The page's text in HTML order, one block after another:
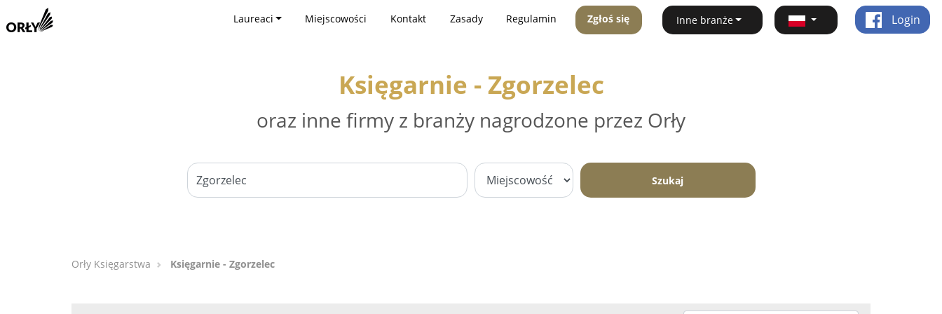
Laureaci Miejscowości Kontakt Zasady Regulamin Zgłoś się Inne branże Login
Księgarnie - Zgorzelec
oraz inne firmy z branży nagrodzone przez Orły
Szukaj
Orły Księgarstwa Księgarnie - Zgorzelec